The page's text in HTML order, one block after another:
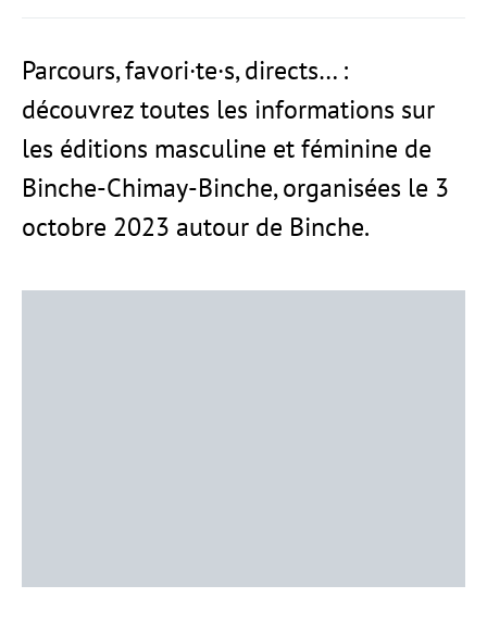
Parcours, favori·te·s, directs… :
découvrez toutes les informations sur
les éditions masculine et féminine de
Binche-Chimay-Binche, organisées le 3
octobre 2023 autour de Binche.